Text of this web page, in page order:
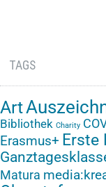
TAGS
Art
Bibliothek Charity
Erasmus+ Erste
Matura